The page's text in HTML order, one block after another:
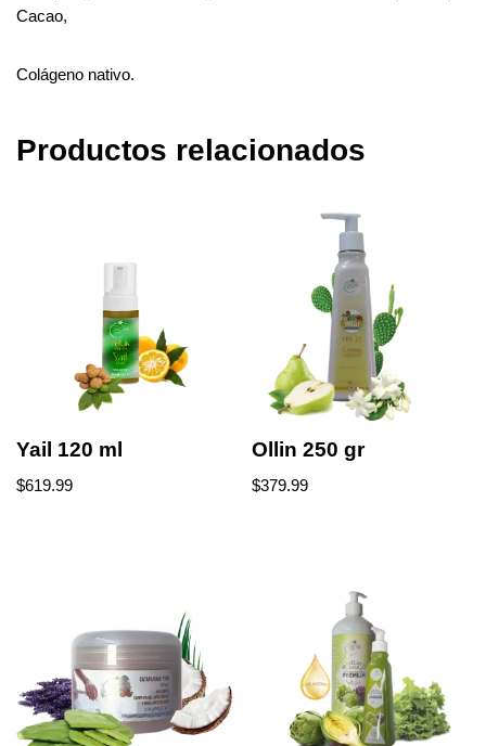
Cacao,
Colágeno nativo.
Productos relacionados
Yail 120 ml
$619.99
Ollin 250 gr
$379.99